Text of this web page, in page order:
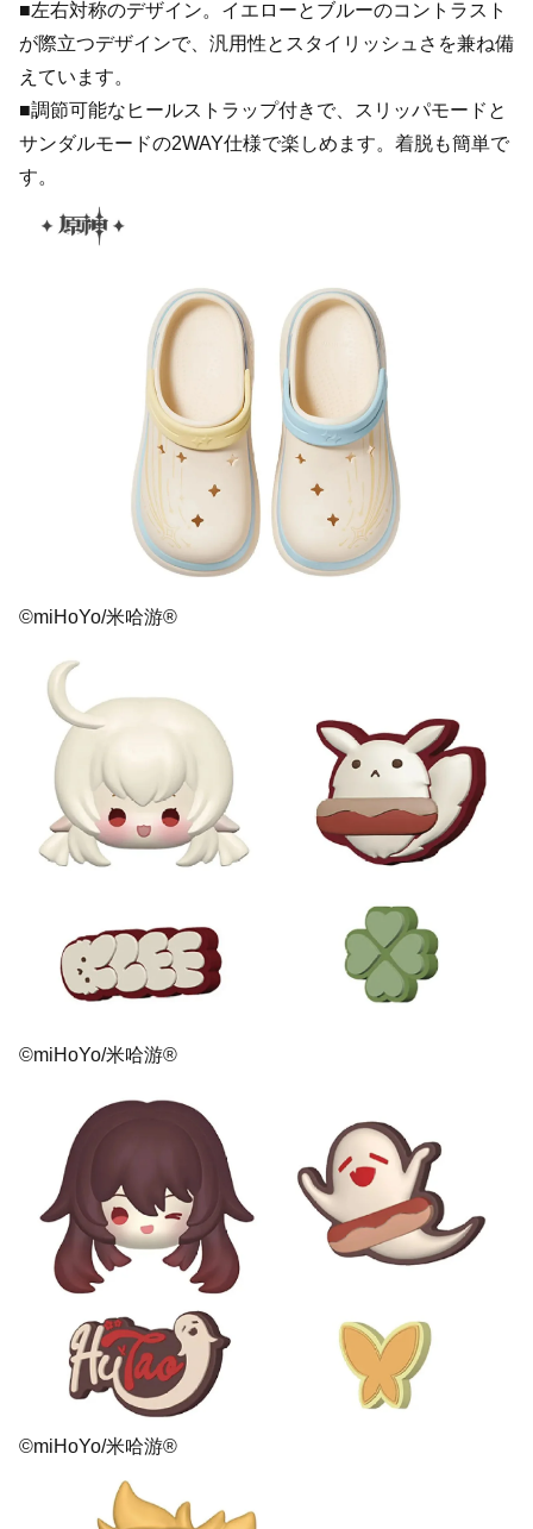
■左右対称のデザイン。イエローとブルーのコントラスト
が際立つデザインで、汎用性とスタイリッシュさを兼ね備
えています。
■調節可能なヒールストラップ付きで、スリッパモードと
サンダルモードの2WAY仕様で楽しめます。着脱も簡単で
す。
©miHoYo/米哈游®
©miHoYo/米哈游®
©miHoYo/米哈游®